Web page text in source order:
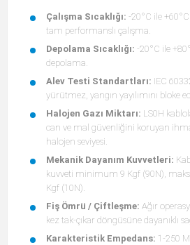
Çalışma Sıcaklığı: -20°C ile
tam performanslı çalışma.
Depolama Sıcaklığı: -20°C ile
depolama.
Alev Testi Standartları: IEC
yürütmez, yangın yayılımını bloke
Halojen Gazı Miktarı: LS0H
can ve mal güvenliğini koruyan
halojen seviyesi.
Mekanik Dayanım Kuvvetleri:
kuvveti minimum 9 Kgf (90N),
Kgf (10N).
Fiş Ömrü / Çiftleşme: Ağır
kez tak-çıkar döngüsüne dayanıklı
Karakteristik Empedans: 1-250